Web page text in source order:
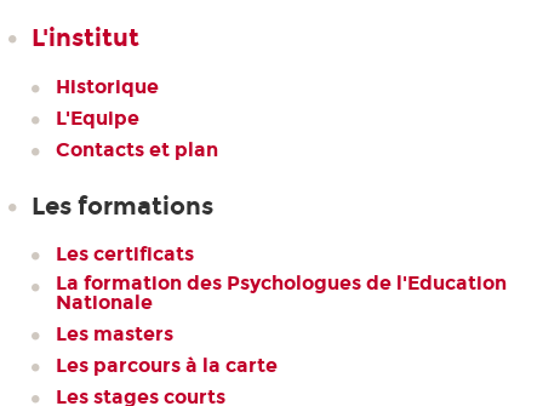
L'institut
Historique
L'Equipe
Contacts et plan
Les formations
Les certificats
La formation des Psychologues de l'Education
Nationale
Les masters
Les parcours à la carte
Les stages courts